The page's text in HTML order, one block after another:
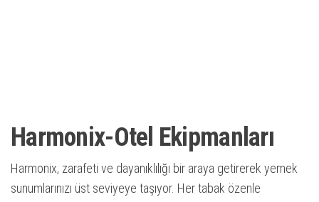
Harmonix-Otel Ekipmanları
Harmonix, zarafeti ve dayanıklılığı bir araya getirerek yemek
sunumlarınızı üst seviyeye taşıyor. Her tabak özenle